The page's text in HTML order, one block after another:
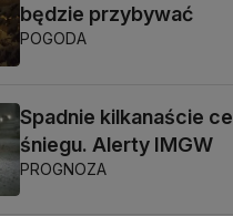
będzie przybywać
POGODA
Spadnie kilkanaście
śniegu. Alerty IMGW
PROGNOZA